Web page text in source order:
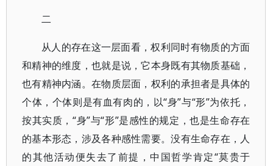
二
从人的存在这一层面看，权利同时有物质的方面
和精神的维度，也就是说，它本身既有其物质基础，
也有精神内涵。在物质层面，权利的承担者是具体的
个体，个体则是有血有肉的，以“身”与“形”为依托，
按其实质，“身”与“形”是感性的规定，也是生命存在
的基本形态，涉及各种感性需要。没有生命存在，人
的其他活动便失去了前提，中国哲学肯定“莫贵于